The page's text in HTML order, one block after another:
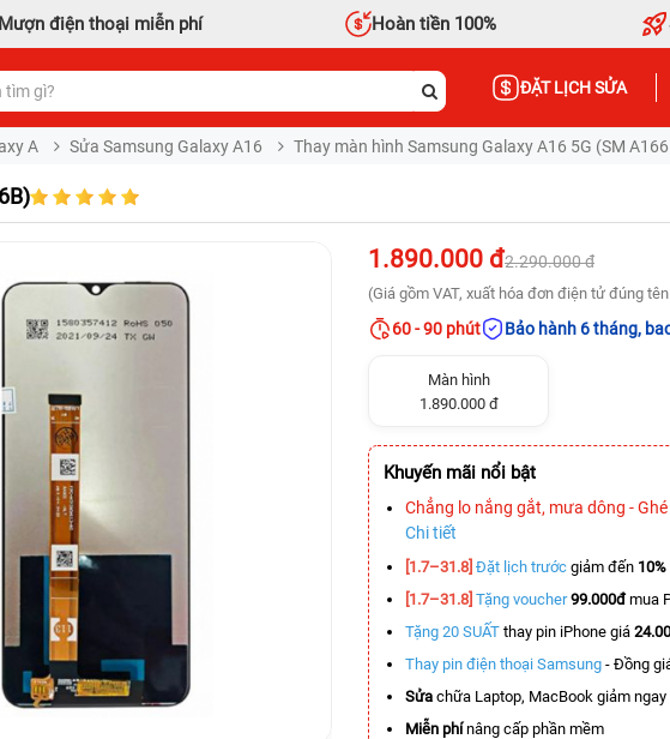
điện thoại miễn phí Hoàn tiền 100%
ĐẶT LỊCH SỬA
A Sửa Samsung Galaxy A16 Thay màn hình Samsung Galaxy A16 5G (SM
1.890.000 đ2.290.000 đ
(Giá gồm VAT, xuất hóa đơn điện tử đúng
60 - 90 phút Bảo hành 6 tháng,
Màn hình
1.890.000 đ
Khuyến mãi nổi bật
Chẳng lo nắng gắt, mưa dông -
Chi tiết
[1.7–31.8] Đặt lịch trước giảm đến 10%
[1.7–31.8] Tặng voucher 99.000đmua
Tặng 20 SUẤT thay pin iPhone giá
Thay pin điện thoại Samsung - Đồng
Sửa chữa Laptop, MacBook giảm ngay
Miễn phínâng cấp phần mềm